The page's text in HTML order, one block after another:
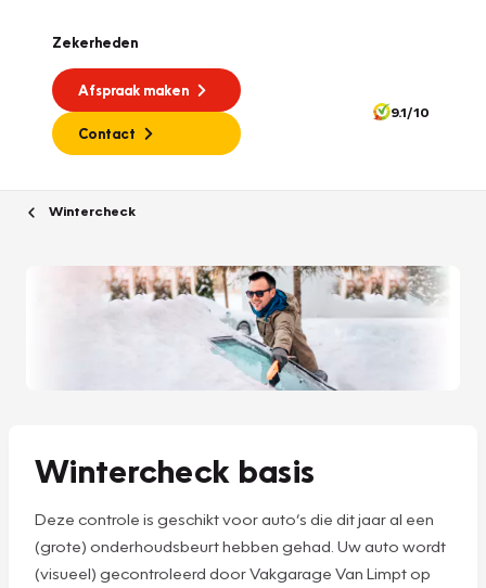
Zekerheden
Afspraak maken
Contact
9.1/10
Wintercheck
Wintercheck basis
Deze controle is geschikt voor auto’s die dit jaar al een
(grote) onderhoudsbeurt hebben gehad. Uw auto wordt
(visueel) gecontroleerd door Vakgarage Van Limpt op